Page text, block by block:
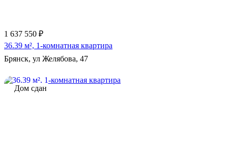
1 637 550 ₽
36.39 м², 1-комнатная квартира
Брянск, ул Желябова, 47
Дом сдан